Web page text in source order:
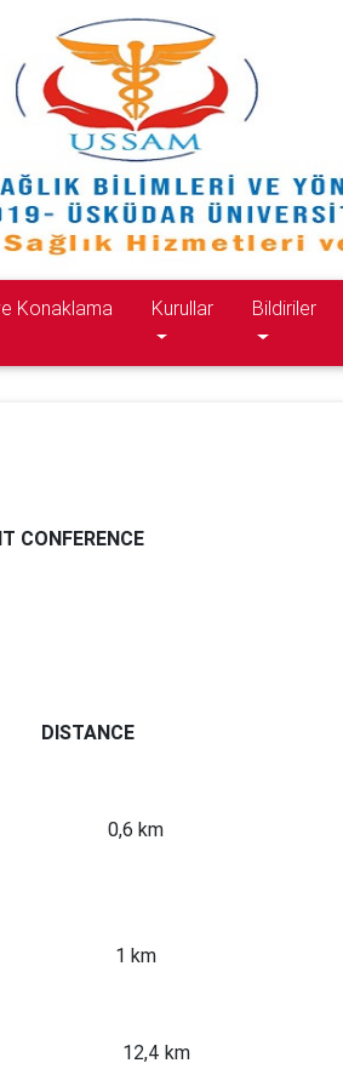
Konaklama Kurullar Bildiriler
CONFERENCE
DISTANCE
651 91 91 0,6 km
474 98 00 1 km
469 66 00 12,4 km